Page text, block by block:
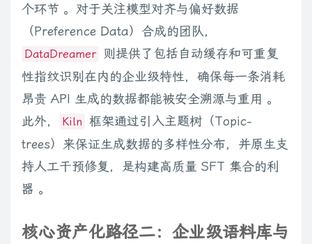
个环节 。对于关注模型对齐与偏好数据
（Preference Data）合成的团队，
DataDreamer
则提供了包括自动缓存和可重复
性指纹识别在内的企业级特性，确保每一条消耗
昂贵 API 生成的数据都能被安全溯源与重用 。
此外，
Kiln 框架通过引入主题树（Topic-
trees）来保证生成数据的多样性分布，并原生支
持人工干预修复，是构建高质量 SFT 集合的利
器 。
核心资产化路径二：企业级语料库与